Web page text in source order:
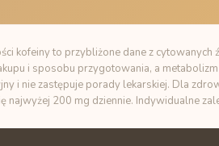
kofeiny to przybliżone dane z cytowanych
i sposobu przygotowania, a
i nie zastępuje porady lekarskiej. Dla
najwyżej 200 mg dziennie. Indywidualne